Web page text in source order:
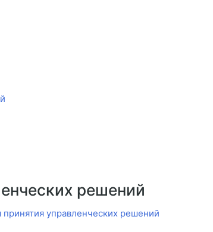
решений